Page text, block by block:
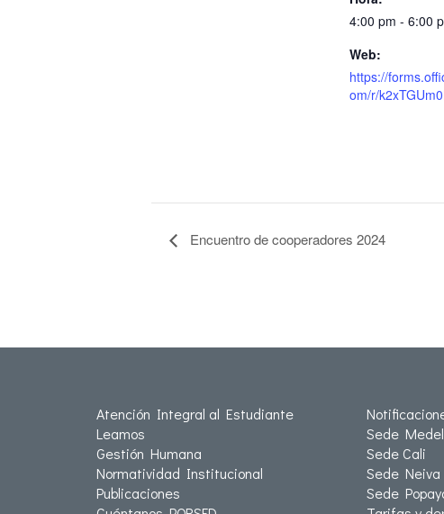
4:00 pm - 6:00
Web:
https://
om/r/
Encuentro de cooperadores 2024
Atención Integral al Estudiante
Leamos
Gestión Humana
Normatividad Institucional
Publicaciones
Sede
Sede Cali
Sede Neiva
Sede